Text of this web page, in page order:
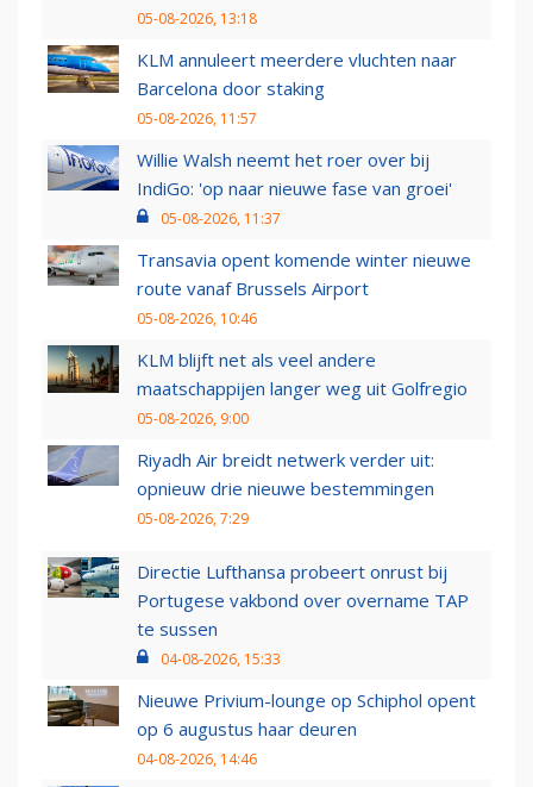
05-08-2026, 13:18
KLM annuleert meerdere vluchten naar
Barcelona door staking
05-08-2026, 11:57
Willie Walsh neemt het roer over bij
IndiGo: 'op naar nieuwe fase van groei'
05-08-2026, 11:37
Transavia opent komende winter nieuwe
route vanaf Brussels Airport
05-08-2026, 10:46
KLM blijft net als veel andere
maatschappijen langer weg uit Golfregio
05-08-2026, 9:00
Riyadh Air breidt netwerk verder uit:
opnieuw drie nieuwe bestemmingen
05-08-2026, 7:29
Directie Lufthansa probeert onrust bij
Portugese vakbond over overname TAP
te sussen
04-08-2026, 15:33
Nieuwe Privium-lounge op Schiphol opent
op 6 augustus haar deuren
04-08-2026, 14:46